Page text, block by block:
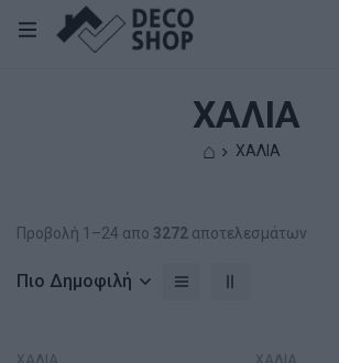
ΧΑΛΙΑ
⌂ ΧΑΛΙΑ
Προβολή 1–24 απο 3272 αποτελεσμάτων
Πιο Δημοφιλή